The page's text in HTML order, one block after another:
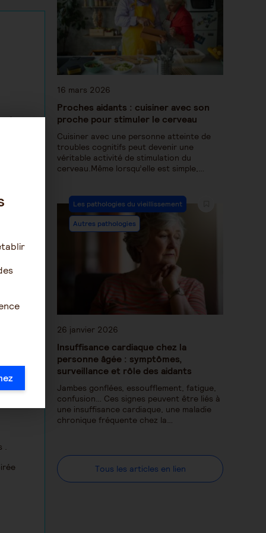
des
.
16 mars 2026
Proches aidants : cuisiner avec son
proche pour stimuler le cerveau
Cuisiner avec une personne atteinte de
troubles cognitifs peut devenir une
véritable activité de stimulation du
cerveau.Même lorsqu’elle est simple,…
Les pathologies du vieillissement
Autres pathologies
26 janvier 2026
Insuffisance cardiaque chez la
personne âgée : symptômes,
surveillance et rôle des aidants
Jambes gonflées, essoufflement, fatigue,
confusion… Ces signes peuvent être liés à
une insuffisance cardiaque, une maladie
chronique fréquente chez la…
Tous les articles en lien